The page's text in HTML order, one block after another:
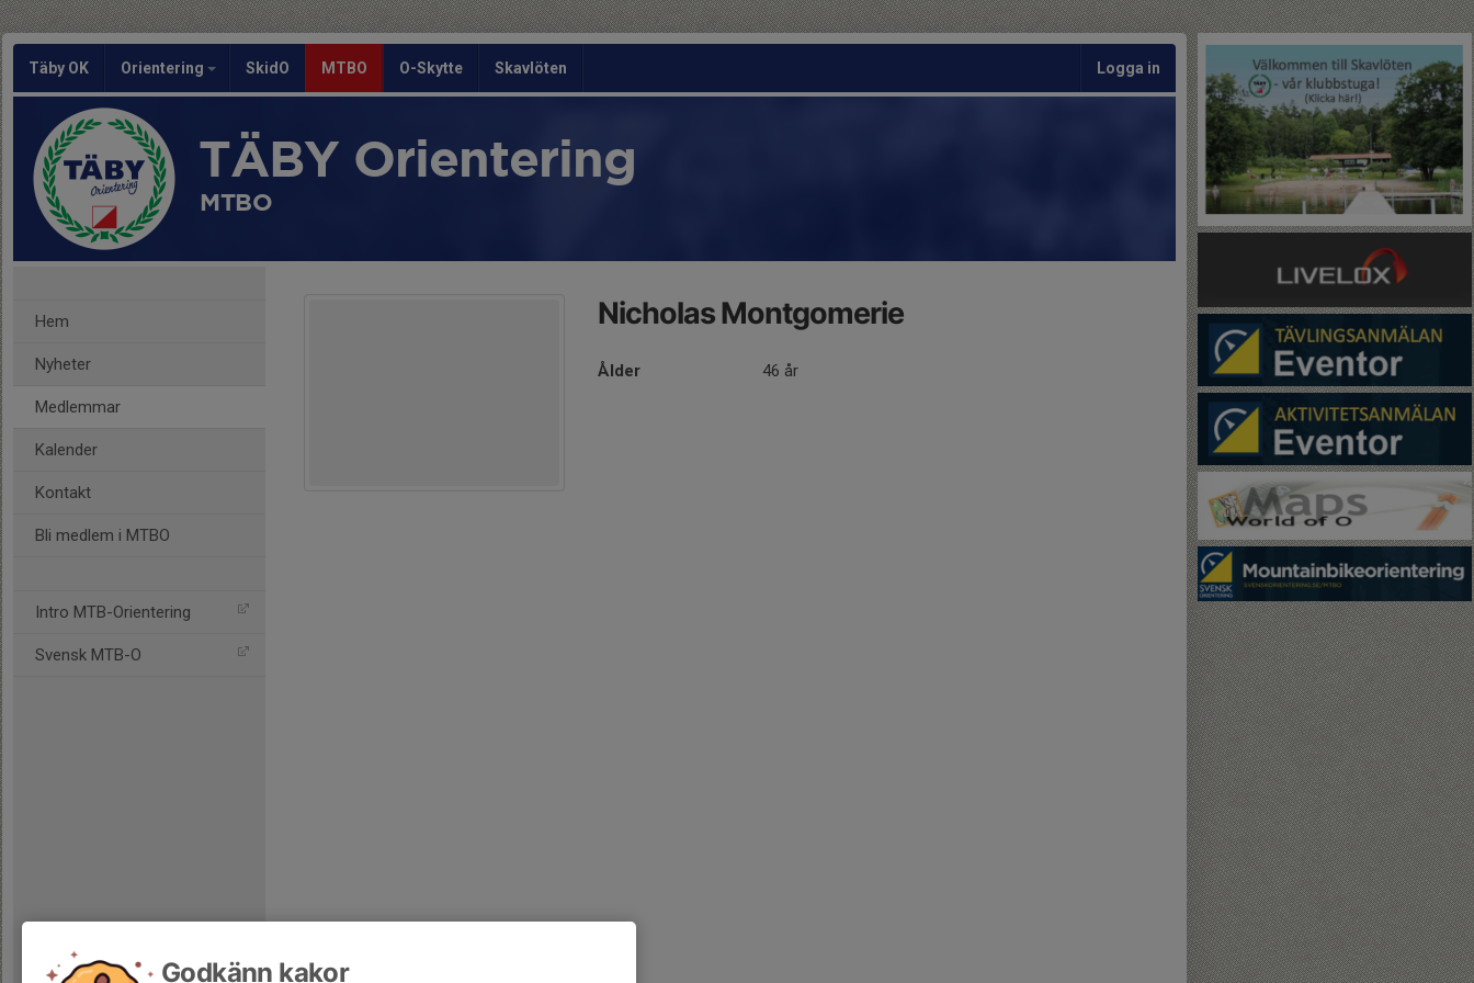
Täby OK Orientering SkidO MTBO O-Skytte Skavlöten Logga in
TÄBY Orientering
MTBO
Hem
Nyheter
Medlemmar
Kalender
Kontakt
Bli medlem i MTBO
Intro MTB-Orientering
Svensk MTB-O
Nicholas Montgomerie
Ålder 46 år
Godkänn kakor